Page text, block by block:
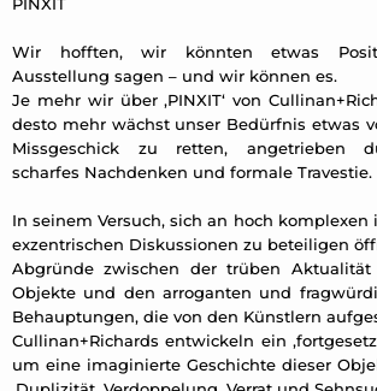
Wir hofften, wir könnten etwas
Ausstellung sagen – und wir können es.
Je mehr wir über ,PINXIT‘ von
desto mehr wächst unser Bedürfnis etwas
Missgeschick zu retten, angetrieben
scharfes Nachdenken und formale Travestie.
In seinem Versuch, sich an hoch
exzentrischen Diskussionen zu beteiligen
Abgründe zwischen der trüben Aktualität
Objekte und den arroganten und
Behauptungen, die von den Künstlern
Cullinan+Richards entwickeln ein
um eine imaginierte Geschichte dieser